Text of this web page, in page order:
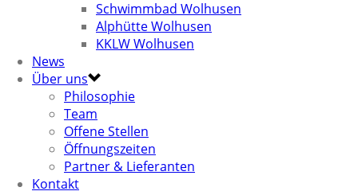
Schwimmbad Wolhusen
Alphütte Wolhusen
KKLW Wolhusen
News
Über uns
Philosophie
Team
Offene Stellen
Öffnungszeiten
Partner & Lieferanten
Kontakt